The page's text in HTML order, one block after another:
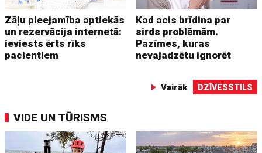
Zāļu pieejamība aptiekās
un rezervācija internetā:
ieviests ērts rīks
pacientiem
Kad acis brīdina par
sirds problēmām.
Pazīmes, kuras
nevajadzētu ignorēt
Vairāk DZĪVESSTILS
VIDE UN TŪRISMS